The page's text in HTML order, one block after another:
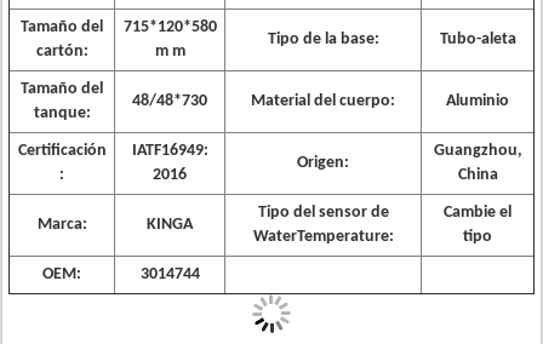
Tamaño del
cartón:
715*120*580
m m
Tipo de la base: Tubo-aleta
Tamaño del
tanque:
48/48*730 Material del cuerpo: Aluminio
Certificación
:
IATF16949:
2016
Origen:
Guangzhou,
China
Marca: KINGA
Tipo del sensor de
WaterTemperature:
Cambie el
tipo
OEM: 3014744